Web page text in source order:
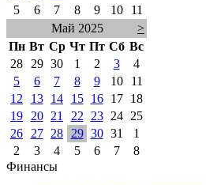
5
6 7 8 9 10
11
Май 2025
>
Пн Вт Ср Чт Пт Сб Вс
28
29 30 1 2 3
4
5
6 7 8 9 10
11
12
13 14 15 16 17
18
19
20 21 22 23 24
25
26
27 28 29 30 31
1
2
3 4 5 6 7
8
Финансы